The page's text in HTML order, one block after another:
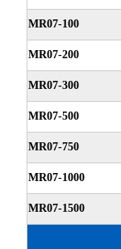
MR07-100
MR07-200
MR07-300
MR07-500
MR07-750
MR07-1000
MR07-1500